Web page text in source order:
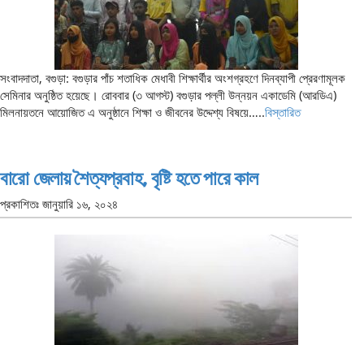
সংবাদদাতা, বগুড়া: বগুড়ার পাঁচ শতাধিক মেধাবী শিক্ষার্থীর অংশগ্রহণে দিনব্যাপী প্রেরণামূলক
সেমিনার অনুষ্ঠিত হয়েছে। রোববার (৩ আগস্ট) বগুড়ার পল্লী উন্নয়ন একাডেমি (আরডিএ)
মিলনায়তনে আয়োজিত এ অনুষ্ঠানে শিক্ষা ও জীবনের উদ্দেশ্য বিষয়ে…..বিস্তারিত
বারো জেলায় শৈত্যপ্রবাহ, বৃষ্টি হতে পারে কাল
প্রকাশিতঃ জানুয়ারি ১৬, ২০২৪